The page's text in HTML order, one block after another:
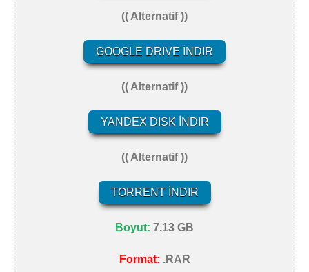
(( Alternatif ))
GOOGLE DRIVE İNDIR
(( Alternatif ))
YANDEX DISK İNDIR
(( Alternatif ))
TORRENT İNDIR
Boyut: 7.13 GB
Format: .RAR